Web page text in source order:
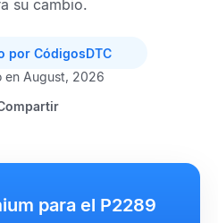
su cambio.
por CódigosDTC
en August, 2026
para el P2289